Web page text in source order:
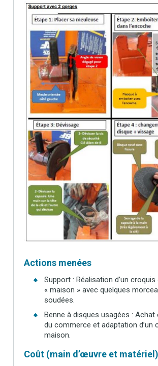
Actions menées
Support : Réalisation d’un
« maison » avec quelques
soudées.
Benne à disques usagées : Achat
du commerce et adaptation d’un
maison.
Coût (main d’œuvre et matériel)